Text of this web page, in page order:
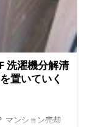
清掃時の力加
しい清掃」「定
には業者依頼
ださい：日立
トラブル
公式
せ /* 上部スクロ
fixed; top:
padding:
index: 9999;
top 0.3s ease;
#fff; font-size:
外れてしまう。
って起こること
直すのは難しい
かもしれませ
要です。 ワイヤ
戻すのは困難。無
れが悪化すること
に依頼するのが
完了 東京都西
いた、西東京市
にドア下から水
洗濯機分解清
置いていく
マンション売却